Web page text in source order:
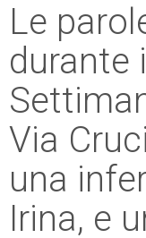
Le
durante
Via
una
Irina, e